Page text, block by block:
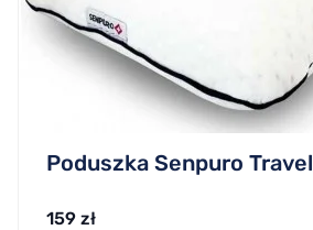
Poduszka Senpuro Travel
159 zł